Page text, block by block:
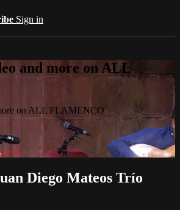
Sign in
and more on ALL
on ALL FLAMENCO
in
Diego Mateos Trío